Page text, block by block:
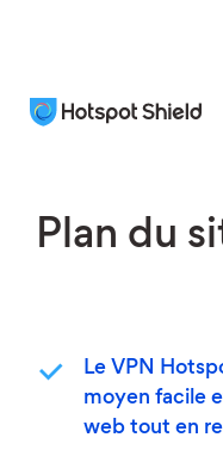
Plan du
Le VPN
moyen facile
web tout en